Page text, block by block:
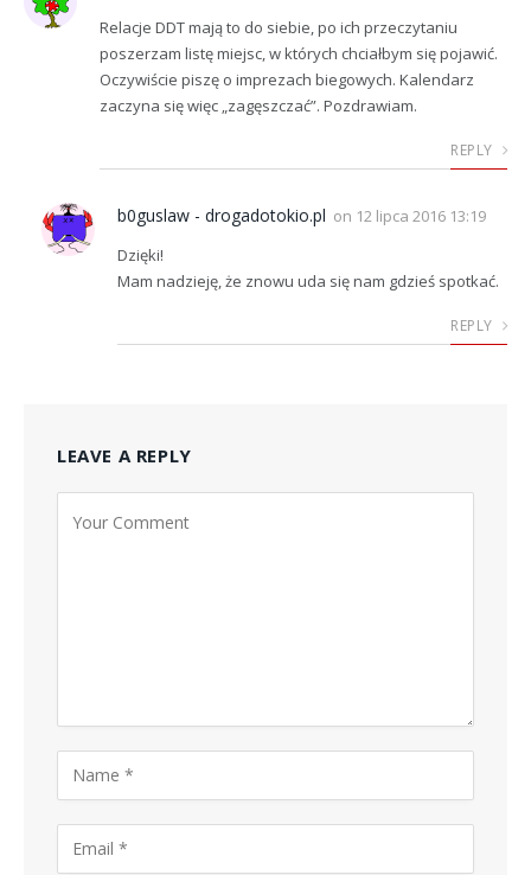
Relacje DDT mają to do siebie, po ich przeczytaniu
poszerzam listę miejsc, w których chciałbym się pojawić.
Oczywiście piszę o imprezach biegowych. Kalendarz
zaczyna się więc „zagęszczać”. Pozdrawiam.
REPLY
b0guslaw - drogadotokio.pl on 12 lipca 2016 13:19
Dzięki!
Mam nadzieję, że znowu uda się nam gdzieś spotkać.
REPLY
LEAVE A REPLY